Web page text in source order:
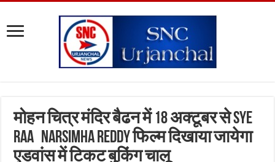
मोहन चित्र मंदिर बैढन में 18 अक्टूबर से Sye
Raa Narsimha Reddy फिल्म दिखाया जायेगा
एडवांस में टिकट बुकिंग चालू